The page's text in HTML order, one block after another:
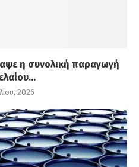
η συνολική παραγωγή
2026